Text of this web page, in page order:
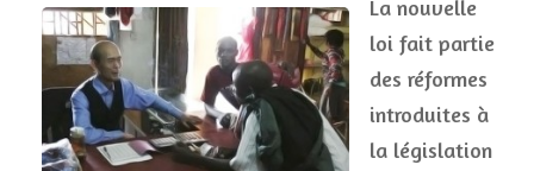
La nouvelle
loi fait partie
des réformes
introduites à
la législation